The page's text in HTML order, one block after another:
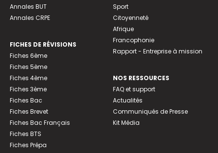
Annales BUT
Annales CRPE
FICHES DE RÉVISIONS
Fiches 6ème
Fiches 5ème
Fiches 4ème
Fiches 3ème
Fiches Bac
Fiches Brevet
Fiches Bac Français
Fiches BTS
Fiches Prépa
Sport
Citoyenneté
Afrique
Francophonie
Rapport - Entreprise à mission
NOS RESSOURCES
FAQ et support
Actualités
Communiqués de Presse
Kit Média